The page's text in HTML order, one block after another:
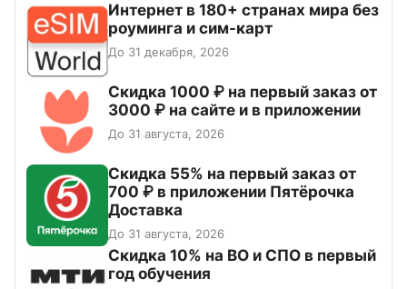
Интернет в 180+ странах мира без
роуминга и сим-карт
До 31 декабря, 2026
Скидка 1000 ₽ на первый заказ от
3000 ₽ на сайте и в приложении
До 31 августа, 2026
Скидка 55% на первый заказ от
700 ₽ в приложении Пятёрочка
Доставка
До 31 августа, 2026
Скидка 10% на ВО и СПО в первый
год обучения